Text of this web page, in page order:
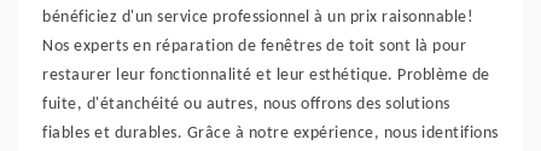
bénéficiez d'un service professionnel à un prix raisonnable!
Nos experts en réparation de fenêtres de toit sont là pour
restaurer leur fonctionnalité et leur esthétique. Problème de
fuite, d'étanchéité ou autres, nous offrons des solutions
fiables et durables. Grâce à notre expérience, nous identifions